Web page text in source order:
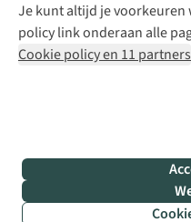
Je kunt altijd je voorkeuren
policy link onderaan alle
Cookie policy en 11 partners